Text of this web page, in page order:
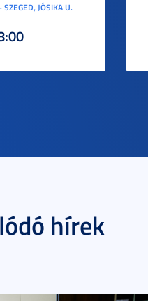
SZEGED, JÓSIKA U.
hírek